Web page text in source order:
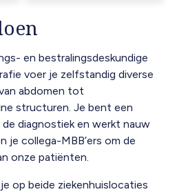
en bestralingsdeskundige
voer je zelfstandig diverse
abdomen tot
structuren. Je bent een
de diagnostiek en werkt nauw
je collega-MBB’ers om de
onze patiënten.
op beide ziekenhuislocaties